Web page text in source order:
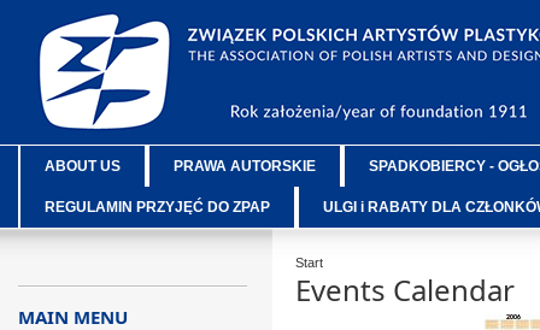
ABOUT US PRAWA AUTORSKIE SPADKOBIERCY -
REGULAMIN PRZYJĘĆ DO ZPAP ULGI i RABATY DLA
Start
Events Calendar
MAIN MENU